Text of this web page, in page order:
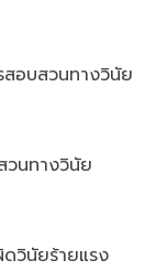
บสวนทางวินัย
ทางวินัย
นัยร้ายแรง